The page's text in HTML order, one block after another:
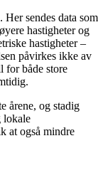
Her sendes data som
hastigheter og
hastigheter –
påvirkes ikke av
for både store
årene, og stadig
lokale
at også mindre